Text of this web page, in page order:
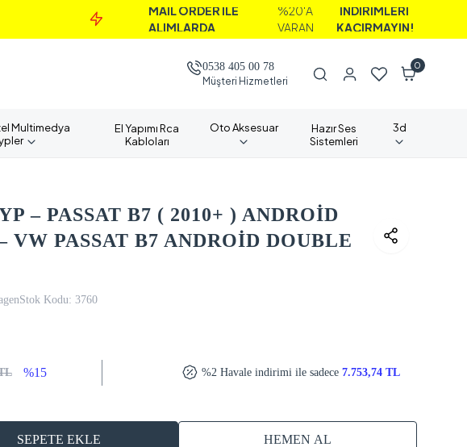
MAİL ORDER İLE
ALIMLARDA
%20'A
İNDİRİMLERİ
KAÇIRMAYIN!
0538 405 00 78
Müşteri Hizmetleri
0
Multimedya
El Yapımı Rca
Kabloları
Oto Aksesuar
Hazır Ses
Sistemleri
3d
– PASSAT B7 ( 2010+ ) ANDROİD
VW PASSAT B7 ANDROİD DOUBLE
Stok Kodu: 3760
%15 %2 Havale indirimi ile sadece 7.753,74 TL
SEPETE EKLE HEMEN AL